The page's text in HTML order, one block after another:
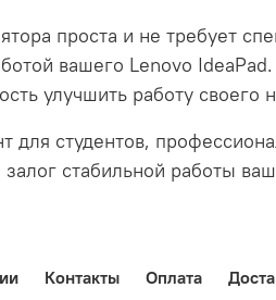
проста и не требует
вашего Lenovo
улучшить работу
для студентов,
залог стабильной работы
Контакты Оплата